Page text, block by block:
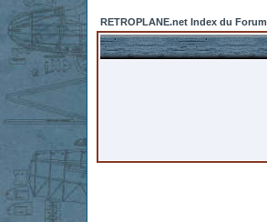
RETROPLANE.net Index du Forum